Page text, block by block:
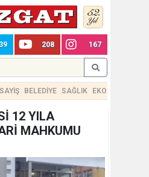
208 167
BELEDİYE SAĞLIK EKONOMİ
12 YILA
MAHKUMU